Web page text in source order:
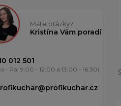
Máte otázky?
Kristína Vám poradí
012 501
- Pá: 9:00 - 12:00 a 13:00 - 16:30)